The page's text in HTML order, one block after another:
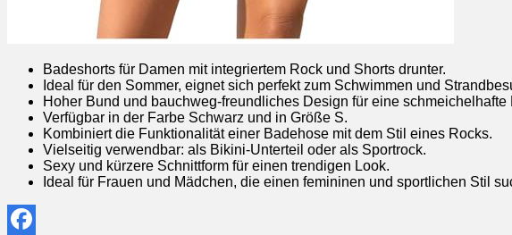
Badeshorts für Damen mit integriertem Rock und Shorts drunter.
Ideal für den Sommer, eignet sich perfekt zum Schwimmen und
Hoher Bund und bauchweg-freundliches Design für eine schmeichelhafte
Verfügbar in der Farbe Schwarz und in Größe S.
Kombiniert die Funktionalität einer Badehose mit dem Stil eines Rocks.
Vielseitig verwendbar: als Bikini-Unterteil oder als Sportrock.
Sexy und kürzere Schnittform für einen trendigen Look.
Ideal für Frauen und Mädchen, die einen femininen und sportlichen Stil